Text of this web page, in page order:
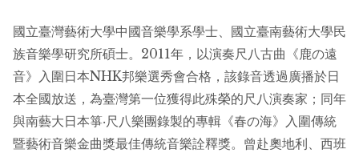
國立臺灣藝術大學中國音樂學系學士、國立臺南藝術大學民
族音樂學研究所碩士。2011年，以演奏尺八古曲《鹿の遠
音》入圍日本NHK邦樂選秀會合格，該錄音透過廣播於日
本全國放送，為臺灣第一位獲得此殊榮的尺八演奏家；同年
與南藝大日本箏‧尺八樂團錄製的專輯《春の海》入圍傳統
暨藝術音樂金曲獎最佳傳統音樂詮釋獎。曾赴奧地利、西班